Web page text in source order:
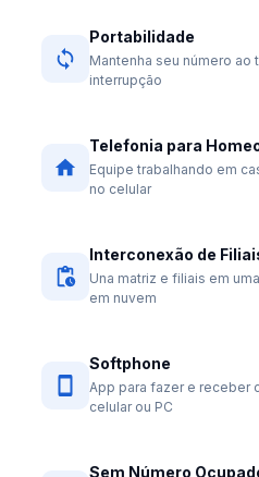
Portabilidade
Mantenha seu número
interrupção
Telefonia para
Equipe trabalhando em
no celular
Interconexão de
Una matriz e filiais em
em nuvem
Softphone
App para fazer e receber
celular ou PC
Sem Número